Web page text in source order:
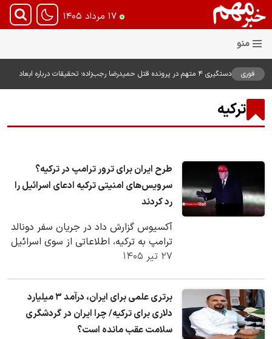
۱۷ مرداد ۱۴۰۵
فوری
دستگیری ۴ متهم در پرونده قتل حمیدرضا رجب‌زاده؛ تحقیقات درباره ابعاد
ترکیه
طرح ایران برای ترور ترامپ در ترکیه؟
سرویس‌های امنیتی ترکیه ادعای اسرائیل را
رد کردند
آکسیوس گزارش داد در جریان سفر دونالد
ترامپ به ترکیه، اطلاعاتی از سوی اسرائیل
در اختیار آمریکا قرار گرفت که مدعی
۲۷ تیر ۱۴۰۵
برتری علمی برای ایران، درآمد ۳ میلیارد
دلاری برای ترکیه/ چرا ایران در گردشگری
سلامت عقب مانده است؟